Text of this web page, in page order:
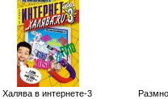
Халява в интернете-3